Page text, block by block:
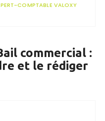
COMPTABLE VALOXY
commercial :
et le rédiger